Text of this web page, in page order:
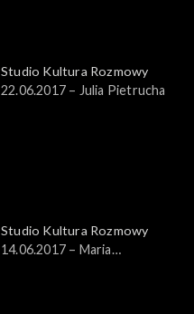
Studio Kultura Rozmowy
22.06.2017 – Julia Pietrucha
Studio Kultura Rozmowy
14.06.2017 – Maria